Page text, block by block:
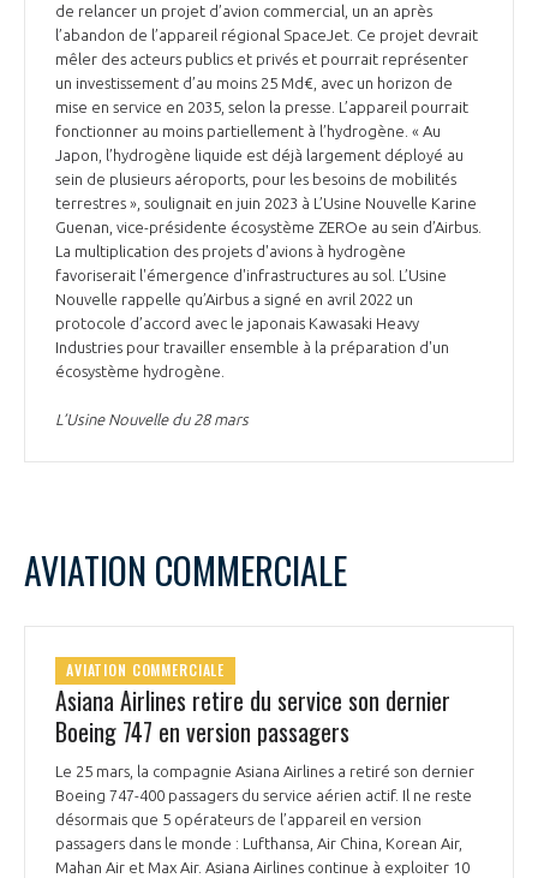
de relancer un projet d’avion commercial, un an après
l’abandon de l’appareil régional SpaceJet. Ce projet devrait
mêler des acteurs publics et privés et pourrait représenter
un investissement d’au moins 25 Md€, avec un horizon de
mise en service en 2035, selon la presse. L’appareil pourrait
fonctionner au moins partiellement à l’hydrogène. « Au
Japon, l’hydrogène liquide est déjà largement déployé au
sein de plusieurs aéroports, pour les besoins de mobilités
terrestres », soulignait en juin 2023 à L’Usine Nouvelle Karine
Guenan, vice-présidente écosystème ZEROe au sein d’Airbus.
La multiplication des projets d'avions à hydrogène
favoriserait l'émergence d'infrastructures au sol. L’Usine
Nouvelle rappelle qu’Airbus a signé en avril 2022 un
protocole d’accord avec le japonais Kawasaki Heavy
Industries pour travailler ensemble à la préparation d'un
écosystème hydrogène.
L’Usine Nouvelle du 28 mars
AVIATION COMMERCIALE
AVIATION COMMERCIALE
Asiana Airlines retire du service son dernier
Boeing 747 en version passagers
Le 25 mars, la compagnie Asiana Airlines a retiré son dernier
Boeing 747-400 passagers du service aérien actif. Il ne reste
désormais que 5 opérateurs de l’appareil en version
passagers dans le monde : Lufthansa, Air China, Korean Air,
Mahan Air et Max Air. Asiana Airlines continue à exploiter 10